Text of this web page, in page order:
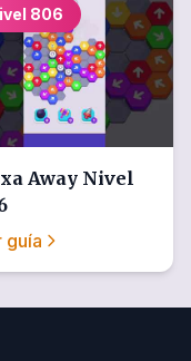
806
Away Nivel
guía